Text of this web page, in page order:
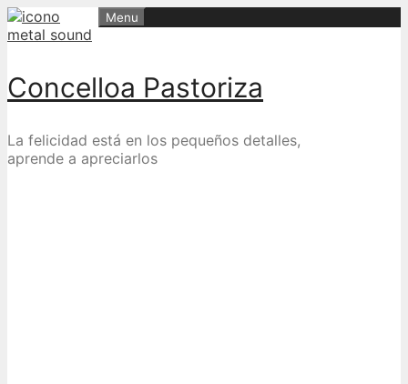
Skip
to
Concelloa Pastoriza
La felicidad está en los pequeños detalles,
aprende a apreciarlos
Menu